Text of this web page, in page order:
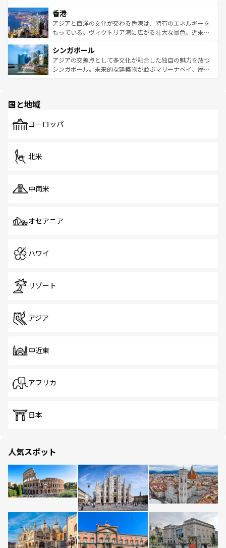
とつ。フォーやバインミー、ベトナムコーヒーなどは、ぜ
ひ現地で味わいたい。どの地域を訪れてもあたたかい人々
が旅行者を迎えてくれるので、きっと忘れられない旅にな
参照してほしい。
の活気が交差している。北部ではチェンマイなどの山岳地
帯で自然と触れ合い、南部ではプーケットやクラビの美し
いビーチでリゾート気分を楽しむことができる。タイ料理
激する。気候は一年中温暖で、どの季節にも異なる楽しみ
が待っている。親しみやすいタイの人々、仏教を中心とし
た文化、そして多様な観光資源が、訪れる旅人を魅了し続
香港
アジアと西洋の文化が交わる香港は、特有のエネルギーを
もっている。ヴィクトリア湾に広がる壮大な景色、近未来
み、どこを訪れても感動するはず。観光スポットが密集し
ており、効率よく見どころを回れるのも魅力。息をのむよ
うな絶景から文化的な体験まで、香港を存分に楽しみ尽く
シンガポール
アジアの交差点として多文化が融合した独自の魅力を放つ
シンガポール。未来的な建築物が並ぶマリーナベイ、歴史
で、ホーカーズは地元の風情を楽しめる外せないスポット
国と地域
ヨーロッパ
北米
中南米
オセアニア
ハワイ
リゾート
アジア
中近東
アフリカ
日本
人気スポット